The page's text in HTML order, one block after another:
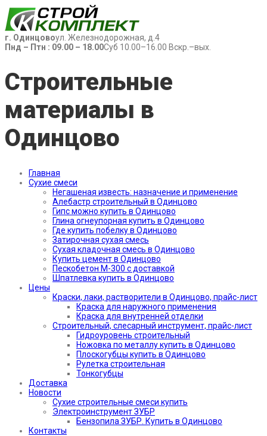
г. Одинцовоул. Железнодорожная, д.4
Пнд – Птн : 09.00 – 18.00Суб 10.00–16.00 Вскр.–вых.
Строительные
материалы в
Одинцово
Главная
Сухие смеси
Негашеная известь: назначение и применение
Алебастр строительный в Одинцово
Гипс можно купить в Одинцово
Глина огнеупорная купить в Одинцово
Где купить побелку в Одинцово
Затирочная сухая смесь
Сухая кладочная смесь в Одинцово
Купить цемент в Одинцово
Пескобетон М-300 с доставкой
Шпатлевка купить в Одинцово
Цены
Краски, лаки, растворители в Одинцово, прайс-лист
Краска для наружного применения
Краска для внутренней отделки
Строительный, слесарный инструмент, прайс-лист
Гидроуровень строительный
Ножовка по металлу купить в Одинцово
Плоскогубцы купить в Одинцово
Рулетка строительная
Тонкогубцы
Доставка
Новости
Сухие строительные смеси купить
Электроинструмент ЗУБР
Бензопила ЗУБР. Купить в Одинцово
Контакты